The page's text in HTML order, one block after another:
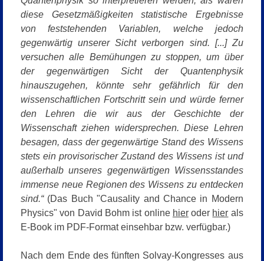
diese Gesetzmäßigkeiten statistische Ergebnisse
von feststehenden Variablen, welche jedoch
gegenwärtig unserer Sicht verborgen sind. [...] Zu
versuchen alle Bemühungen zu stoppen, um über
der gegenwärtigen Sicht der Quantenphysik
hinauszugehen, könnte sehr gefährlich für den
wissenschaftlichen Fortschritt sein und würde ferner
den Lehren die wir aus der Geschichte der
Wissenschaft ziehen widersprechen. Diese Lehren
besagen, dass der gegenwärtige Stand des Wissens
stets ein provisorischer Zustand des Wissens ist und
außerhalb unseres gegenwärtigen Wissensstandes
immense neue Regionen des Wissens zu entdecken
sind.“ (Das Buch "Causality and Chance in Modern
Physics" von David Bohm ist online hieroder hier als
E-Book im PDF-Format einsehbar bzw. verfügbar.)
Nach dem Ende des fünften Solvay-Kongresses aus